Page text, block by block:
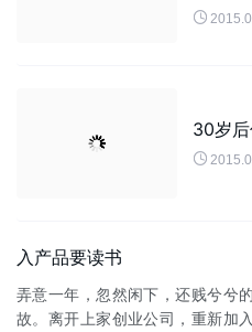

30岁

入产品要读书
弄意一年，忽然闲下，还贱兮兮
故。离开上家创业公司，重新加